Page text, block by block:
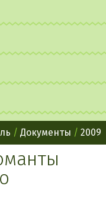
Документы 2009